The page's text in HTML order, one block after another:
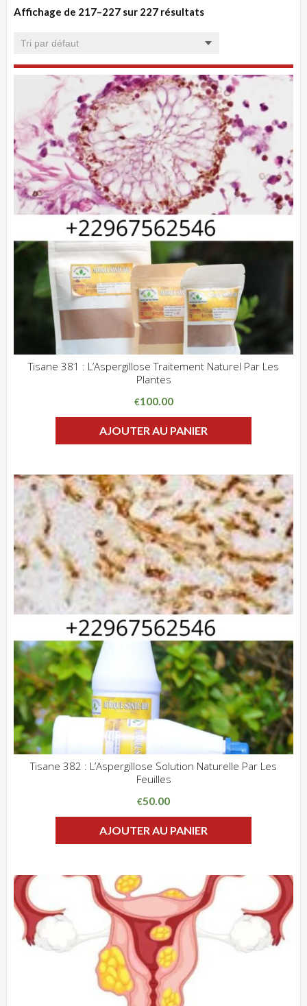
Affichage de 217–227 sur 227 résultats
Tisane 381 : L’Aspergillose Traitement Naturel Par Les
Plantes
€100.00
AJOUTER AU PANIER
Tisane 382 : L’Aspergillose Solution Naturelle Par Les
Feuilles
€50.00
AJOUTER AU PANIER